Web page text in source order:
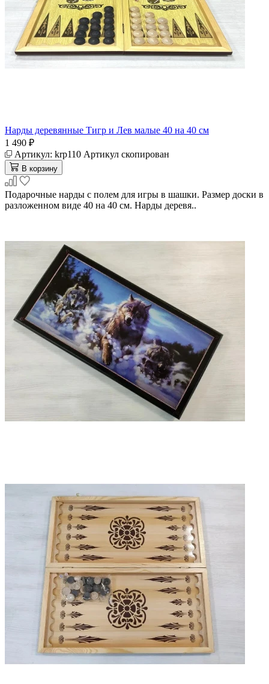
Нарды деревянные Тигр и Лев малые 40 на 40 см
1 490 ₽
Артикул: krp110 Артикул скопирован
В корзину
Подарочные нарды с полем для игры в шашки. Размер доски в
разложенном виде 40 на 40 см. Нарды деревя..